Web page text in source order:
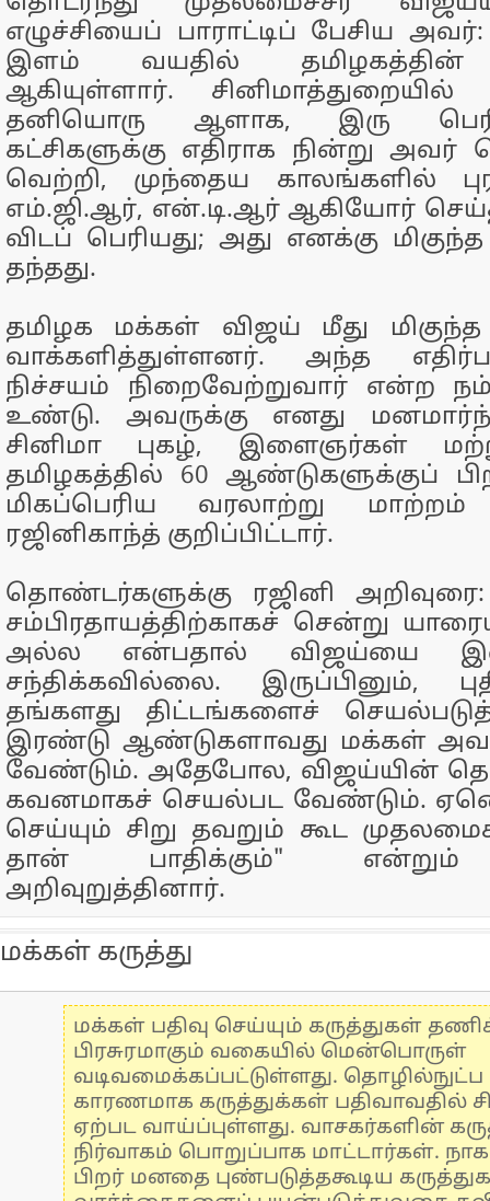
எழுச்சியைப் பாராட்டிப் பேசிய
இளம் வயதில் தமிழகத்தின்
ஆகியுள்ளார். சினிமாத்துறையில்
தனியொரு ஆளாக, இரு
கட்சிகளுக்கு எதிராக நின்று
வெற்றி, முந்தைய காலங்களில்
எம்.ஜி.ஆர், என்.டி.ஆர் ஆகியோர்
விடப் பெரியது; அது எனக்கு
தந்தது.
தமிழக மக்கள் விஜய் மீது மிகுந்த
வாக்களித்துள்ளனர். அந்த
நிச்சயம் நிறைவேற்றுவார் என்ற
உண்டு. அவருக்கு எனது
சினிமா புகழ், இளைஞர்கள்
தமிழகத்தில் 60 ஆண்டுகளுக்குப்
மிகப்பெரிய வரலாற்று
ரஜினிகாந்த் குறிப்பிட்டார்.
தொண்டர்களுக்கு ரஜினி
சம்பிரதாயத்திற்காகச் சென்று
அல்ல என்பதால் விஜய்யை
சந்திக்கவில்லை. இருப்பினும்,
தங்களது திட்டங்களைச்
இரண்டு ஆண்டுகளாவது மக்கள்
வேண்டும். அதேபோல, விஜய்யின்
கவனமாகச் செயல்பட வேண்டும்.
செய்யும் சிறு தவறும் கூட
தான் பாதிக்கும்" என்றும்
அறிவுறுத்தினார்.
மக்கள் கருத்து
மக்கள் பதிவு செய்யும் கருத்துகள்
பிரசுரமாகும் வகையில் மென்பொருள்
வடிவமைக்கப்பட்டுள்ளது.
காரணமாக கருத்துக்கள் பதிவாவதில்
ஏற்பட வாய்ப்புள்ளது. வாசகர்களின்
நிர்வாகம் பொறுப்பாக மாட்டார்கள்.
பிறர் மனதை புண்படுத்தகூடிய